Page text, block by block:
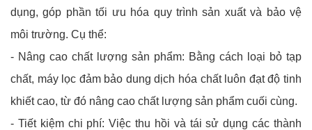
dụng, góp phần tối ưu hóa quy trình sản xuất và bảo vệ
môi trường. Cụ thể:
- Nâng cao chất lượng sản phẩm: Bằng cách loại bỏ tạp
chất, máy lọc đảm bảo dung dịch hóa chất luôn đạt độ tinh
khiết cao, từ đó nâng cao chất lượng sản phẩm cuối cùng.
- Tiết kiệm chi phí: Việc thu hồi và tái sử dụng các thành